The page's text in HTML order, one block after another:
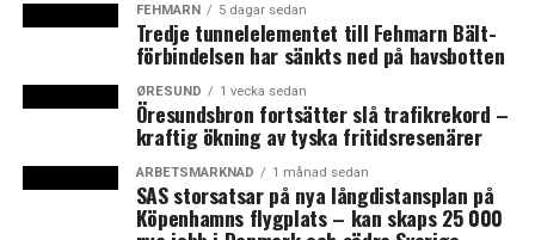
FEHMARN 5 dagar sedan
Tredje tunnelelementet till Fehmarn Bält-
förbindelsen har sänkts ned på havsbotten
ØRESUND 1 vecka sedan
Öresundsbron fortsätter slå trafikrekord –
kraftig ökning av tyska fritidsresenärer
ARBETSMARKNAD 1 månad sedan
SAS storsatsar på nya långdistansplan på
Köpenhamns flygplats – kan skaps 25 000